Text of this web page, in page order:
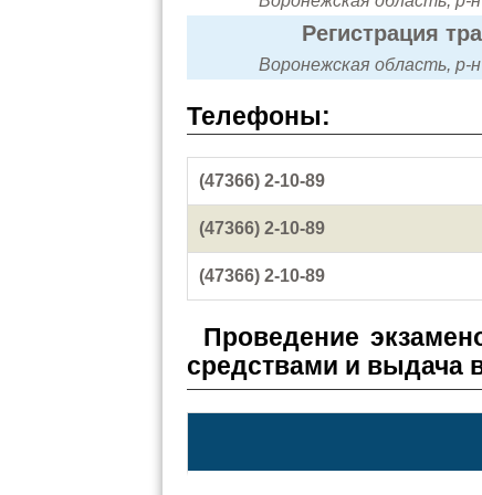
Регистрация
Воронежская область, р-
Телефоны:
(47366) 2-10-89
(47366) 2-10-89
(47366) 2-10-89
Проведение
средствами и выдача